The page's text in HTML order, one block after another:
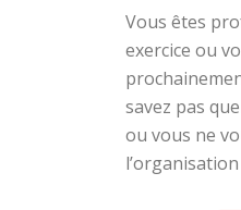
Vous êtes
exercice ou
savez pas
ou vous ne
l’organisation